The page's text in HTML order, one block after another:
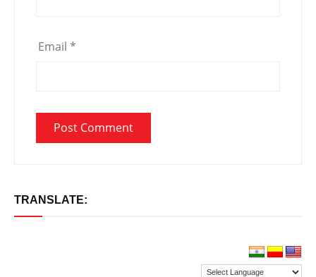
Email *
TRANSLATE: